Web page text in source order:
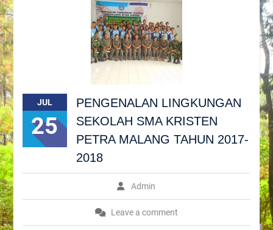
JUL
25
PENGENALAN LINGKUNGAN
SEKOLAH SMA KRISTEN
PETRA MALANG TAHUN 2017-
2018
Admin
Leave a comment